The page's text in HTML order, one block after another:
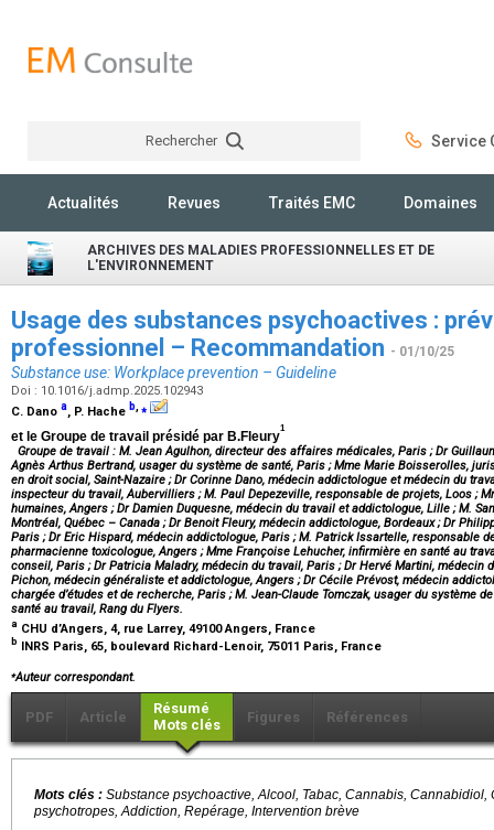
Rechercher Service
Actualités Revues Traités EMC Domaines
ARCHIVES DES MALADIES PROFESSIONNELLES ET DE
L'ENVIRONNEMENT
Usage des substances psychoactives :
professionnel – Recommandation - 01/10/25
Substance use: Workplace prevention – Guideline
Doi : 10.1016/j.admp.2025.102943
C. Dano a, P. Hache b,⁎
et le Groupe de travail présidé par B.Fleury
1
Groupe de travail : M. Jean Agulhon, directeur des affaires médicales, Paris ; Dr
Agnès Arthus Bertrand, usager du système de santé, Paris ; Mme Marie Boisserolles,
en droit social, Saint-Nazaire ; Dr Corinne Dano, médecin addictologue et médecin du
inspecteur du travail, Aubervilliers ; M. Paul Depezeville, responsable de projets, Loos ;
humaines, Angers ; Dr Damien Duquesne, médecin du travail et addictologue, Lille ; M.
Montréal, Québec – Canada ; Dr Benoit Fleury, médecin addictologue, Bordeaux ; Dr
Paris ; Dr Eric Hispard, médecin addictologue, Paris ; M. Patrick Issartelle, responsable
pharmacienne toxicologue, Angers ; Mme Françoise Lehucher, infirmière en santé au
conseil, Paris ; Dr Patricia Maladry, médecin du travail, Paris ; Dr Hervé Martini, médecin
Pichon, médecin généraliste et addictologue, Angers ; Dr Cécile Prévost, médecin
chargée d’études et de recherche, Paris ; M. Jean-Claude Tomczak, usager du système
santé au travail, Rang du Flyers.
a CHU d’Angers, 4, rue Larrey, 49100 Angers, France
b INRS Paris, 65, boulevard Richard-Lenoir, 75011 Paris, France
⁎Auteur correspondant.
PDF Article
Résumé
Mots clés
Figures Références
Mots clés : Substance psychoactive, Alcool, Tabac, Cannabis, Cannabidiol,
psychotropes, Addiction, Repérage, Intervention brève